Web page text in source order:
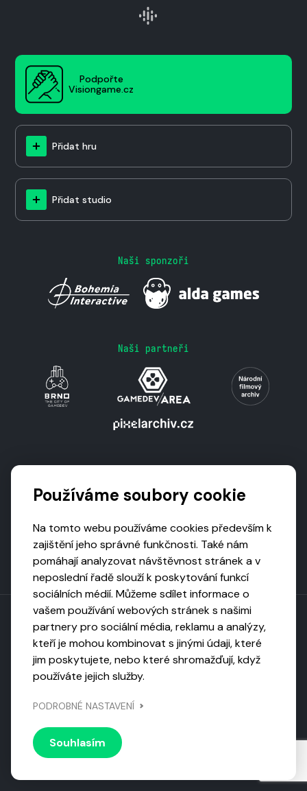
Podpořte
Visiongame.cz
Přidat hru
Přidat studio
Naši sponzoři
Naši partneři
Toto dílo podléhá licenci CC BY-NC-ND
Uveďte původ, neužívejte komerčně, nezpracovávejte.
Národní knihovnou ČR
© 2026 Visiongame. Všechna práva vyhrazena.
ochrany soukromí
Používáme soubory cookie
Na tomto webu používáme cookies především k
zajištění jeho správné funkčnosti. Také nám
pomáhají analyzovat návštěvnost stránek a v
neposlední řadě slouží k poskytování funkcí
sociálních médií. Můžeme sdílet informace o
vašem používání webových stránek s našimi
partnery pro sociální média, reklamu a analýzy,
kteří je mohou kombinovat s jinými údaji, které
jim poskytujete, nebo které shromažďují, když
používáte jejich služby.
PODROBNÉ NASTAVENÍ
Souhlasím